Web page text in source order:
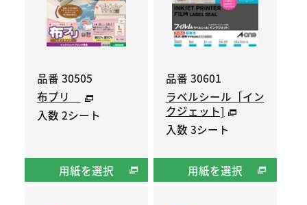
品番 30505
布プリ
入数 2シート
用紙を選択
品番 30601
ラベルシール［イン
クジェット]
入数 3シート
用紙を選択